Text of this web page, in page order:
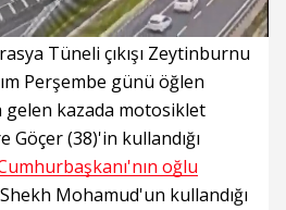
Yüklendi:
0%
Yükleniyor:
0%
Tüneli çıkışı Zeytinburnu
Perşembe günü öğlen
gelen kazada motosiklet
Göçer (38)'in kullandığı
oğlu
Mohamud'un kullandığı